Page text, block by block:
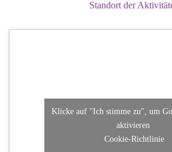
Standort der
Klicke auf "Ich stimme zu", um
aktivieren
Cookie-Richtlinie